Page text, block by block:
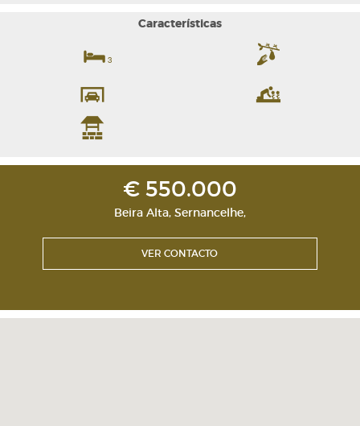
Características
3
€ 550.000
Beira Alta, Sernancelhe,
VER CONTACTO